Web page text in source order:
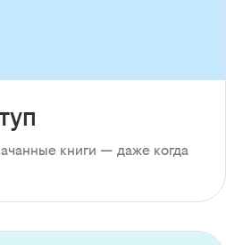
книги — даже когда